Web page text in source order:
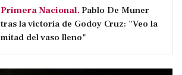
Primera Nacional. Pablo De Muner
tras la victoria de Godoy Cruz: "Veo la
mitad del vaso lleno"